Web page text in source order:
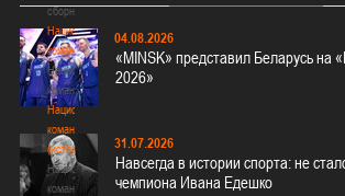
сборные
Национальная
команда
Национальная
команда
Национальная
команда
(история)
Национальная
команда
04.08.2026
«MINSK» представил Беларусь на
2026»
31.07.2026
Навсегда в истории спорта: не
чемпиона Ивана Едешко